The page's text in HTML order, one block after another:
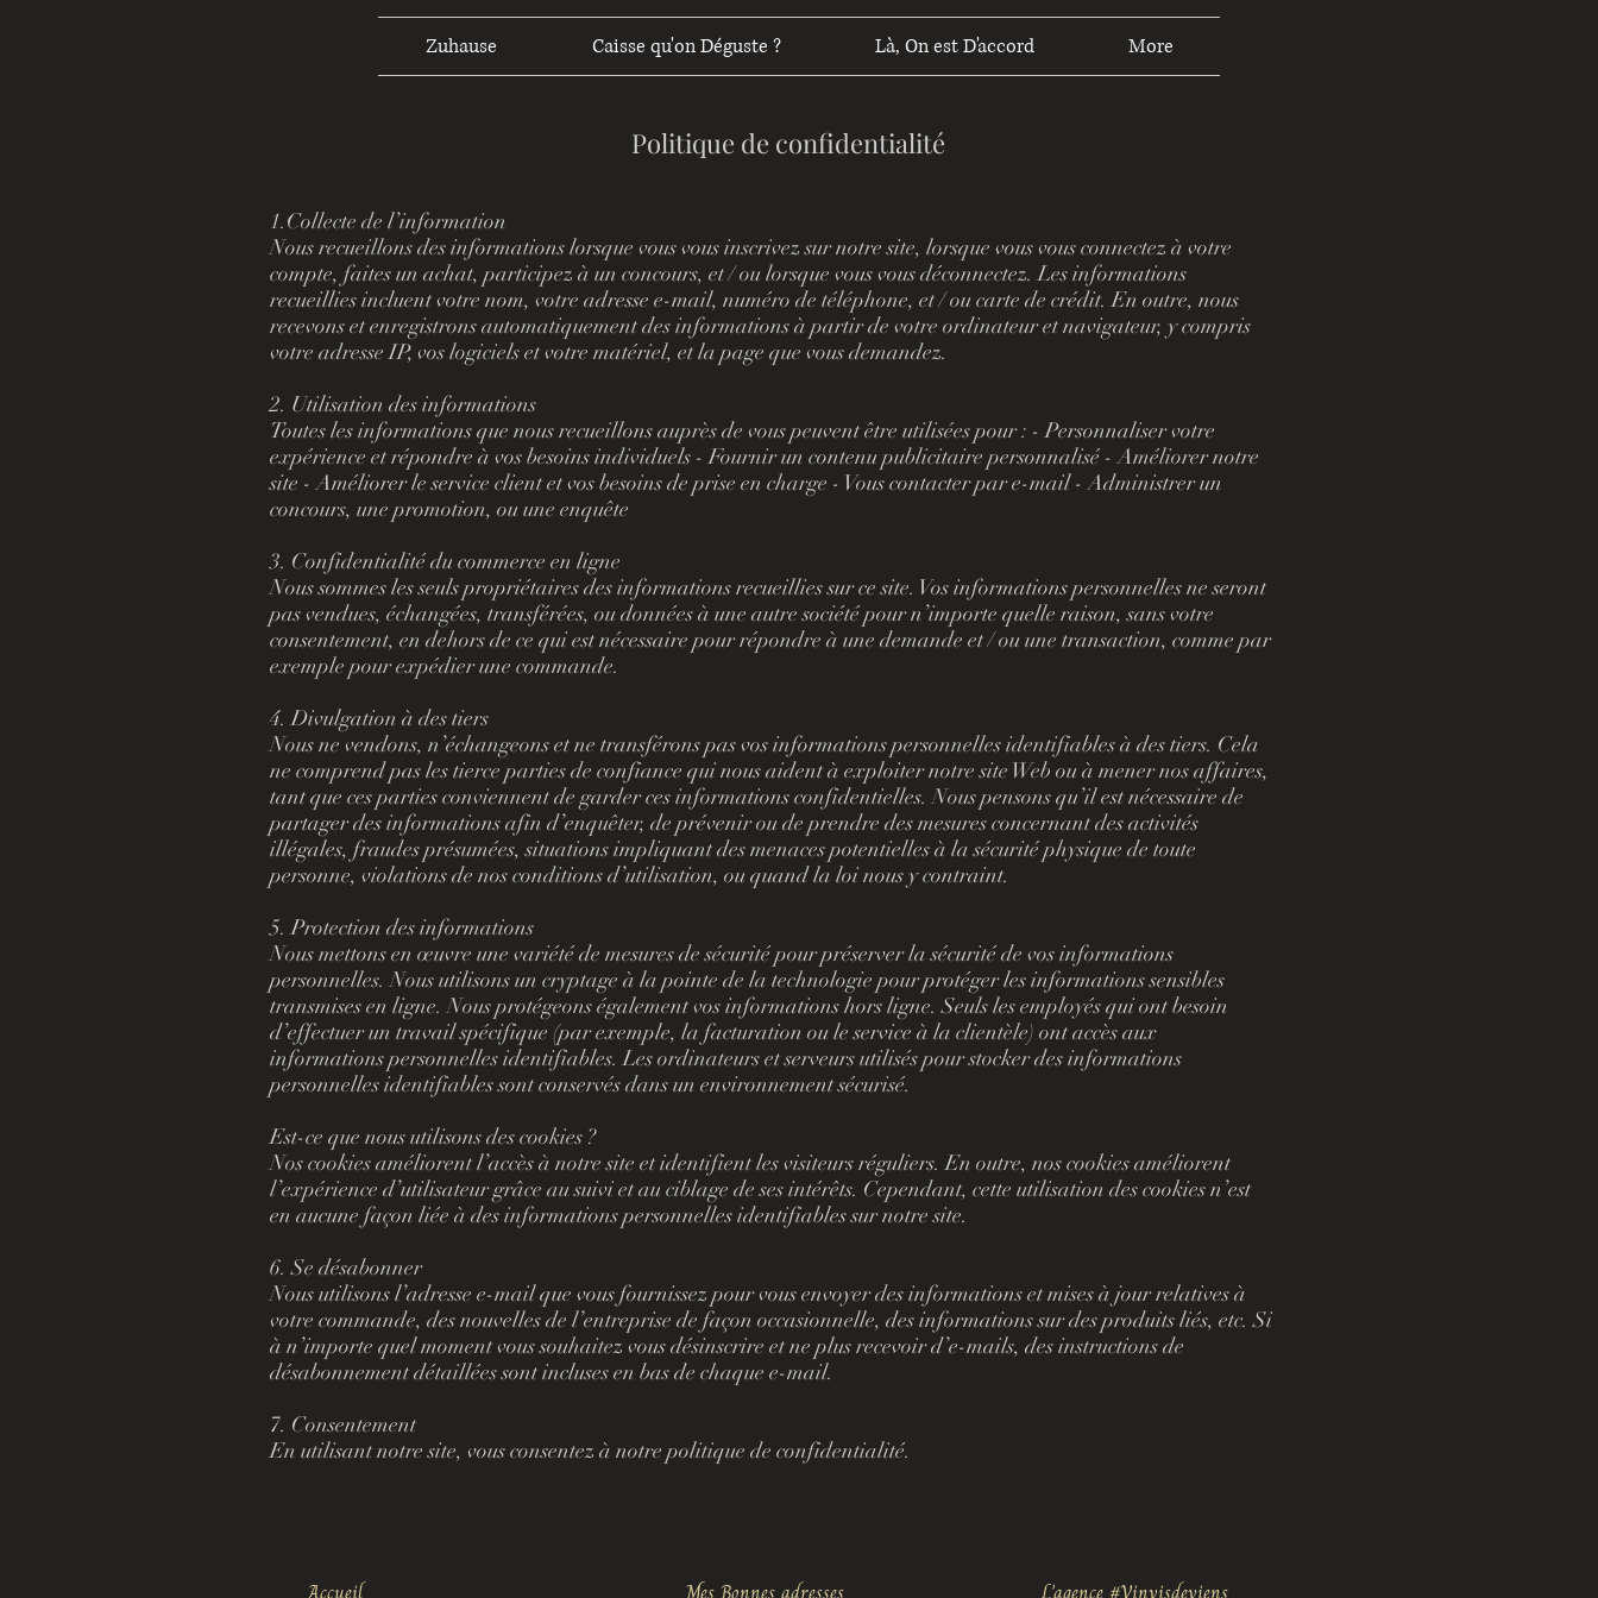
Zuhause Caisse qu'on Déguste ? Là, On est D'accord More
Politique de confidentialité
1.Collecte de l’information
Nous recueillons des informations lorsque vous vous inscrivez sur notre site, lorsque vous vous connectez à votre
compte, faites un achat, participez à un concours, et / ou lorsque vous vous déconnectez. Les informations
recueillies incluent votre nom, votre adresse e-mail, numéro de téléphone, et / ou carte de crédit. En outre, nous
recevons et enregistrons automatiquement des informations à partir de votre ordinateur et navigateur, y compris
votre adresse IP, vos logiciels et votre matériel, et la page que vous demandez.
2. Utilisation des informations
Toutes les informations que nous recueillons auprès de vous peuvent être utilisées pour : - Personnaliser votre
expérience et répondre à vos besoins individuels - Fournir un contenu publicitaire personnalisé - Améliorer notre
site - Améliorer le service client et vos besoins de prise en charge - Vous contacter par e-mail - Administrer un
concours, une promotion, ou une enquête
3. Confidentialité du commerce en ligne
Nous sommes les seuls propriétaires des informations recueillies sur ce site. Vos informations personnelles ne seront
pas vendues, échangées, transférées, ou données à une autre société pour n’importe quelle raison, sans votre
consentement, en dehors de ce qui est nécessaire pour répondre à une demande et / ou une transaction, comme par
exemple pour expédier une commande.
4. Divulgation à des tiers
Nous ne vendons, n’échangeons et ne transférons pas vos informations personnelles identifiables à des tiers. Cela
ne comprend pas les tierce parties de confiance qui nous aident à exploiter notre site Web ou à mener nos affaires,
tant que ces parties conviennent de garder ces informations confidentielles. Nous pensons qu’il est nécessaire de
partager des informations afin d’enquêter, de prévenir ou de prendre des mesures concernant des activités
illégales, fraudes présumées, situations impliquant des menaces potentielles à la sécurité physique de toute
personne, violations de nos conditions d’utilisation, ou quand la loi nous y contraint.
5. Protection des informations
Nous mettons en œuvre une variété de mesures de sécurité pour préserver la sécurité de vos informations
personnelles. Nous utilisons un cryptage à la pointe de la technologie pour protéger les informations sensibles
transmises en ligne. Nous protégeons également vos informations hors ligne. Seuls les employés qui ont besoin
d’effectuer un travail spécifique (par exemple, la facturation ou le service à la clientèle) ont accès aux
informations personnelles identifiables. Les ordinateurs et serveurs utilisés pour stocker des informations
personnelles identifiables sont conservés dans un environnement sécurisé.
Est-ce que nous utilisons des cookies ?
Nos cookies améliorent l’accès à notre site et identifient les visiteurs réguliers. En outre, nos cookies améliorent
l’expérience d’utilisateur grâce au suivi et au ciblage de ses intérêts. Cependant, cette utilisation des cookies n’est
en aucune façon liée à des informations personnelles identifiables sur notre site.
6. Se désabonner
Nous utilisons l’adresse e-mail que vous fournissez pour vous envoyer des informations et mises à jour relatives à
votre commande, des nouvelles de l’entreprise de façon occasionnelle, des informations sur des produits liés, etc. Si
à n’importe quel moment vous souhaitez vous désinscrire et ne plus recevoir d’e-mails, des instructions de
désabonnement détaillées sont incluses en bas de chaque e-mail.
7. Consentement
En utilisant notre site, vous consentez à notre politique de confidentialité.